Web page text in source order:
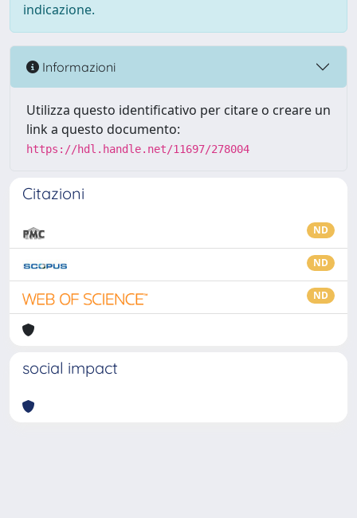
indicazione.
Informazioni
Utilizza questo identificativo per citare o creare un
link a questo documento:
https://hdl.handle.net/11697/278004
Citazioni
ND
ND
ND
social impact